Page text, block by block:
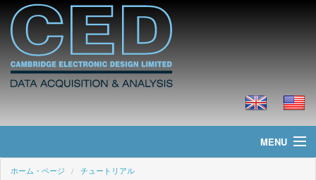
MENU
ホーム・ページ
ホーム・ページ チュートリアル